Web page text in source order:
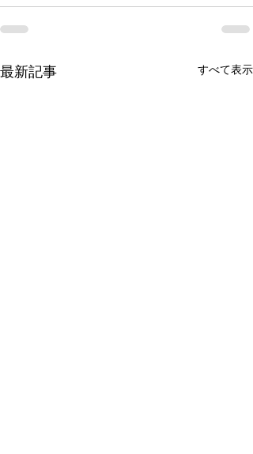
最新記事 すべて表示